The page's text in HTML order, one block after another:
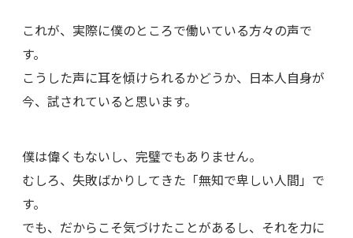
これが、実際に僕のところで働いている方々の声で
す。
こうした声に耳を傾けられるかどうか、日本人自身が
今、試されていると思います。
僕は偉くもないし、完璧でもありません。
むしろ、失敗ばかりしてきた「無知で卑しい人間」で
す。
でも、だからこそ気づけたことがあるし、それを力に